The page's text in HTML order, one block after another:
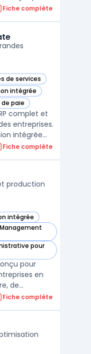
les
leur capacité
Fiche complète
de services
cette catégorie
intégrée
cette catégorie
paie
cette catégorie
complet et
entreprises.
intégrée
avancées,
Fiche complète
production
intégrée
pour
pour
en
de
offrant ainsi
prise d ...
Fiche complète